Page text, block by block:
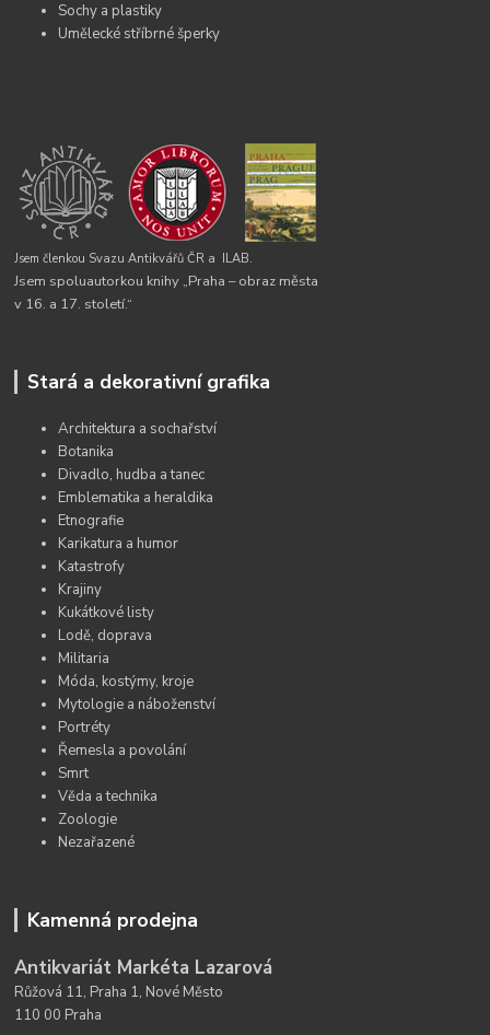
Sochy a plastiky
Umělecké stříbrné šperky
Jsem členkou Svazu Antikvářů ČR a ILAB.
Jsem spoluautorkou knihy „Praha – obraz města
v 16. a 17. století.“
Stará a dekorativní grafika
Architektura a sochařství
Botanika
Divadlo, hudba a tanec
Emblematika a heraldika
Etnografie
Karikatura a humor
Katastrofy
Krajiny
Kukátkové listy
Lodě, doprava
Militaria
Móda, kostýmy, kroje
Mytologie a náboženství
Portréty
Řemesla a povolání
Smrt
Věda a technika
Zoologie
Nezařazené
Kamenná prodejna
Antikvariát Markéta Lazarová
Růžová 11, Praha 1, Nové Město
110 00 Praha